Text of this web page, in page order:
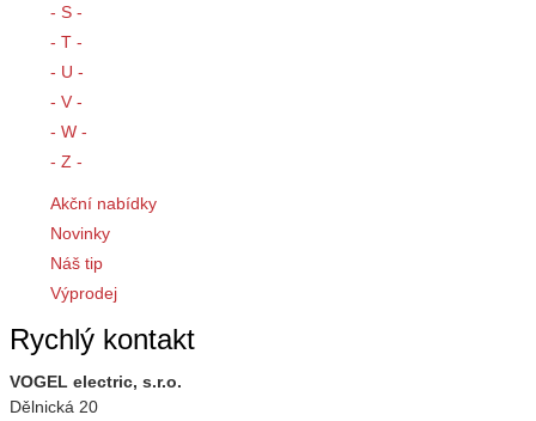
- S -
- T -
- U -
- V -
- W -
- Z -
Akční nabídky
Novinky
Náš tip
Výprodej
Rychlý kontakt
VOGEL electric, s.r.o.
Dělnická 20